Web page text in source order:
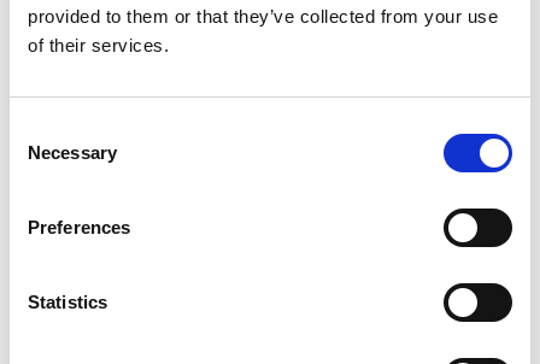
provided to them or that they’ve collected from your use
of their services.
Selection
Necessary
Preferences
Statistics